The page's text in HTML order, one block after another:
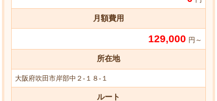
月額費用
129,000 円～
所在地
大阪府吹田市岸部中２-１８-１
ルート